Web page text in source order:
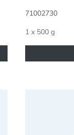
71002730
1 x 500 g